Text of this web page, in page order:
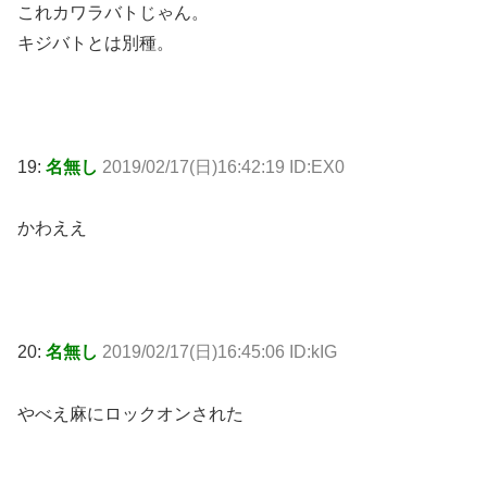
これカワラバトじゃん。
キジバトとは別種。
19: 名無し 2019/02/17(日)16:42:19 ID:EX0
かわええ
20: 名無し 2019/02/17(日)16:45:06 ID:kIG
やべえ麻にロックオンされた